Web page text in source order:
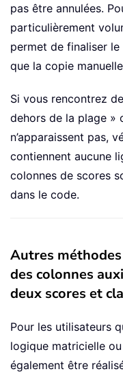
pas être annulées.
particulièrement
permet de finaliser
que la copie
Si vous rencontrez
dehors de la plage »
n’apparaissent pas,
contiennent aucune
colonnes de scores
dans le code.
Autres
des colonnes
deux scores et
Pour les utilisateurs
logique matricielle
également être